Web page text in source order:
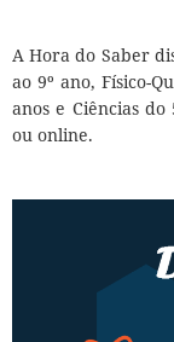
A Hora do Saber
ao 9º ano, Físico-
anos e Ciências
ou online.